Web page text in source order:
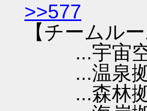
>>577
【チームル
...宇宙空
...温泉拠
...森林拠